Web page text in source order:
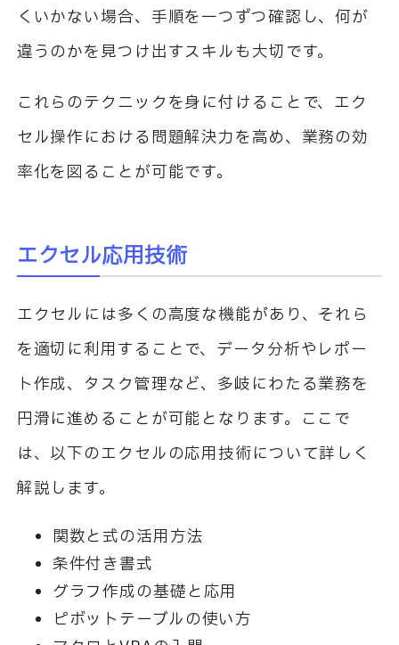
くいかない場合、手順を一つずつ確認し、何が
違うのかを見つけ出すスキルも大切です。
これらのテクニックを身に付けることで、エク
セル操作における問題解決力を高め、業務の効
率化を図ることが可能です。
エクセル応用技術
エクセルには多くの高度な機能があり、それら
を適切に利用することで、データ分析やレポー
ト作成、タスク管理など、多岐にわたる業務を
円滑に進めることが可能となります。ここで
は、以下のエクセルの応用技術について詳しく
解説します。
関数と式の活用方法
条件付き書式
グラフ作成の基礎と応用
ピボットテーブルの使い方